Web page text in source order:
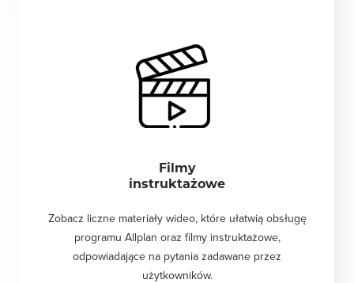
Filmy
instruktażowe
Zobacz liczne materiały wideo, które ułatwią obsługę
programu Allplan oraz filmy instruktażowe,
odpowiadające na pytania zadawane przez
użytkowników.